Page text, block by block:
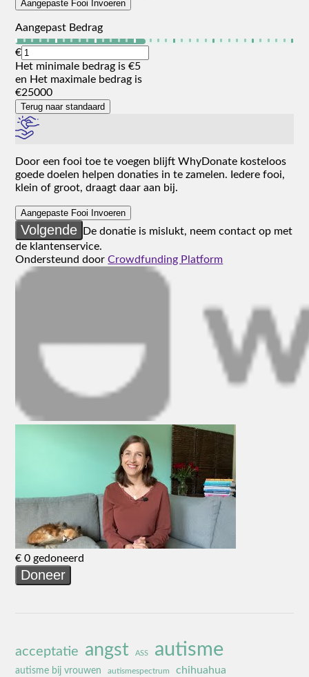
acceptatie angst ASS autisme
autisme bij vrouwen autismespectrum chihuahua